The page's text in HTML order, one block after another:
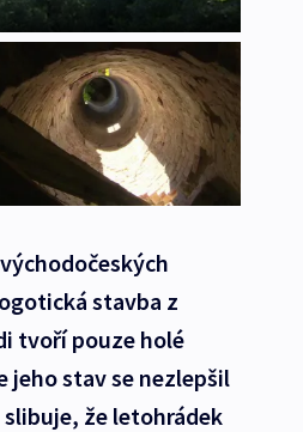
stavba z
tvoří pouze holé
stav se nezlepšil
že letohrádek